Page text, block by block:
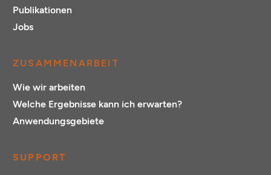
Publikationen
Jobs
ZUSAMMENARBEIT
Wie wir arbeiten
Welche Ergebnisse kann ich erwarten?
Anwendungsgebiete
SUPPORT